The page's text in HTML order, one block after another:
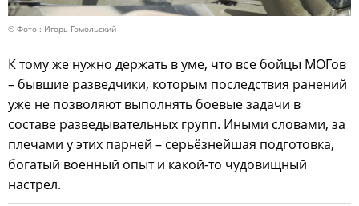
© Фото : Игорь Гомольский
К тому же нужно держать в уме, что все бойцы МОГов
– бывшие разведчики, которым последствия ранений
уже не позволяют выполнять боевые задачи в
составе разведывательных групп. Иными словами, за
плечами у этих парней – серьёзнейшая подготовка,
богатый военный опыт и какой-то чудовищный
настрел.